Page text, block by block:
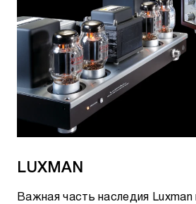
LUXMAN
Важная часть наследия